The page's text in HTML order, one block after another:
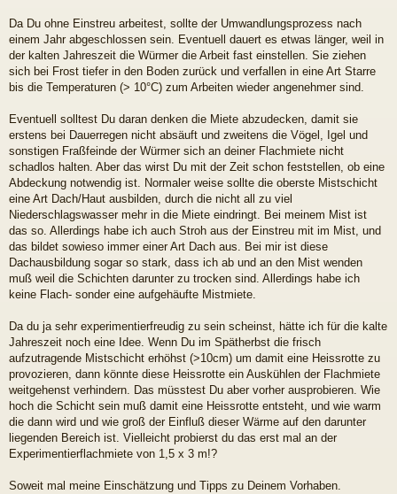
Da Du ohne Einstreu arbeitest, sollte der Umwandlungsprozess nach
einem Jahr abgeschlossen sein. Eventuell dauert es etwas länger, weil in
der kalten Jahreszeit die Würmer die Arbeit fast einstellen. Sie ziehen
sich bei Frost tiefer in den Boden zurück und verfallen in eine Art Starre
bis die Temperaturen (> 10°C) zum Arbeiten wieder angenehmer sind.
Eventuell solltest Du daran denken die Miete abzudecken, damit sie
erstens bei Dauerregen nicht absäuft und zweitens die Vögel, Igel und
sonstigen Fraßfeinde der Würmer sich an deiner Flachmiete nicht
schadlos halten. Aber das wirst Du mit der Zeit schon feststellen, ob eine
Abdeckung notwendig ist. Normaler weise sollte die oberste Mistschicht
eine Art Dach/Haut ausbilden, durch die nicht all zu viel
Niederschlagswasser mehr in die Miete eindringt. Bei meinem Mist ist
das so. Allerdings habe ich auch Stroh aus der Einstreu mit im Mist, und
das bildet sowieso immer einer Art Dach aus. Bei mir ist diese
Dachausbildung sogar so stark, dass ich ab und an den Mist wenden
muß weil die Schichten darunter zu trocken sind. Allerdings habe ich
keine Flach- sonder eine aufgehäufte Mistmiete.
Da du ja sehr experimentierfreudig zu sein scheinst, hätte ich für die kalte
Jahreszeit noch eine Idee. Wenn Du im Spätherbst die frisch
aufzutragende Mistschicht erhöhst (>10cm) um damit eine Heissrotte zu
provozieren, dann könnte diese Heissrotte ein Auskühlen der Flachmiete
weitgehenst verhindern. Das müsstest Du aber vorher ausprobieren. Wie
hoch die Schicht sein muß damit eine Heissrotte entsteht, und wie warm
die dann wird und wie groß der Einfluß dieser Wärme auf den darunter
liegenden Bereich ist. Vielleicht probierst du das erst mal an der
Experimentierflachmiete von 1,5 x 3 m!?
Soweit mal meine Einschätzung und Tipps zu Deinem Vorhaben.